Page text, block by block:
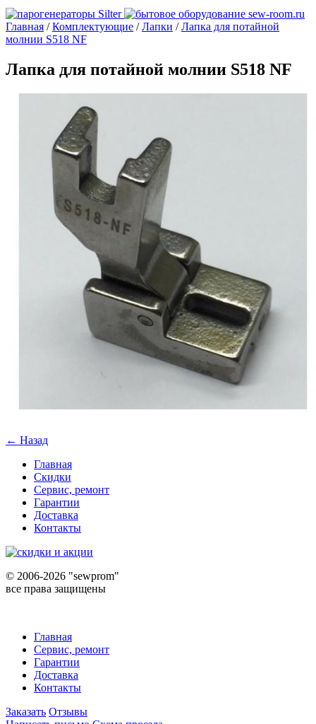
Главная /Комплектующие /Лапки /Лапка для потайной
молнии S518 NF
Лапка для потайной молнии S518 NF
← Назад
Главная
Скидки
Сервис, ремонт
Гарантии
Доставка
Контакты
© 2006-2026 "sewprom"
все права защищены
Главная
Сервис, ремонт
Гарантии
Доставка
Контакты
Заказать Отзывы